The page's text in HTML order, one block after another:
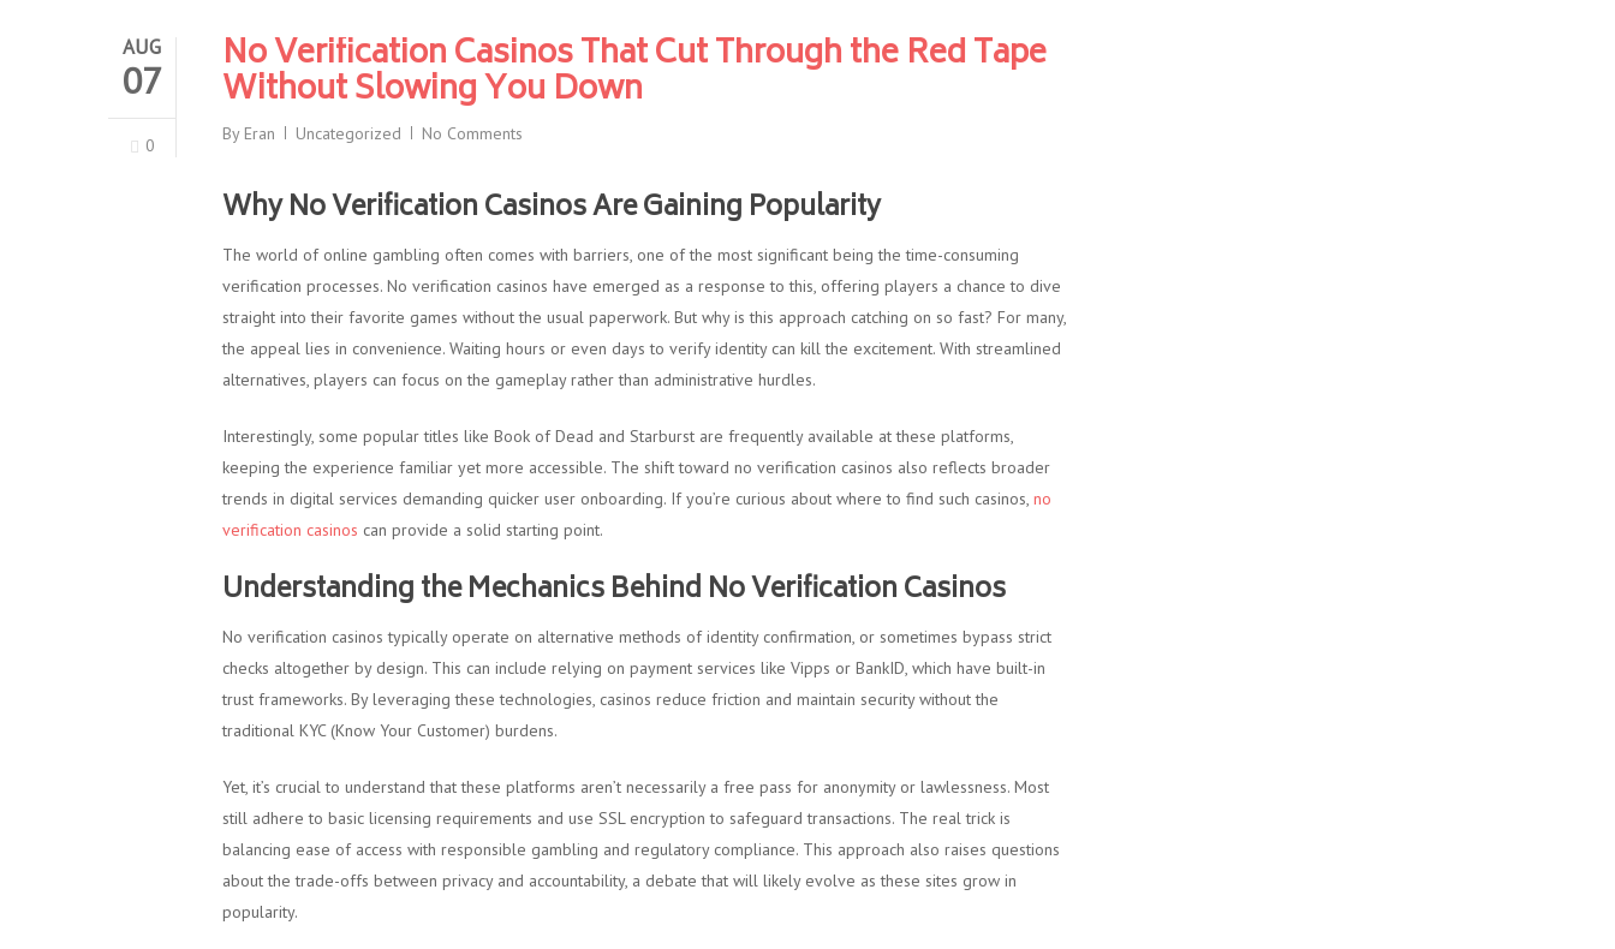
AUG
07
0
No Verification Casinos That Cut Through the Red Tape
Without Slowing You Down
By Eran Uncategorized No Comments
Why No Verification Casinos Are Gaining Popularity
The world of online gambling often comes with barriers, one of the most significant being the time-consuming
verification processes. No verification casinos have emerged as a response to this, offering players a chance to dive
straight into their favorite games without the usual paperwork. But why is this approach catching on so fast? For many,
the appeal lies in convenience. Waiting hours or even days to verify identity can kill the excitement. With streamlined
alternatives, players can focus on the gameplay rather than administrative hurdles.
Interestingly, some popular titles like Book of Dead and Starburst are frequently available at these platforms,
keeping the experience familiar yet more accessible. The shift toward no verification casinos also reflects broader
trends in digital services demanding quicker user onboarding. If you’re curious about where to find such casinos, no
verification casinos can provide a solid starting point.
Understanding the Mechanics Behind No Verification Casinos
No verification casinos typically operate on alternative methods of identity confirmation, or sometimes bypass strict
checks altogether by design. This can include relying on payment services like Vipps or BankID, which have built-in
trust frameworks. By leveraging these technologies, casinos reduce friction and maintain security without the
traditional KYC (Know Your Customer) burdens.
Yet, it’s crucial to understand that these platforms aren’t necessarily a free pass for anonymity or lawlessness. Most
still adhere to basic licensing requirements and use SSL encryption to safeguard transactions. The real trick is
balancing ease of access with responsible gambling and regulatory compliance. This approach also raises questions
about the trade-offs between privacy and accountability, a debate that will likely evolve as these sites grow in
popularity.